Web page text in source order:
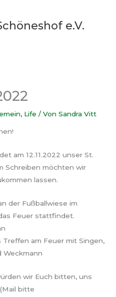
e.V.
, Life / VonSandra Vitt
am 12.11.2022 unser St.
Schreiben möchten wir
lassen.
der Fußballwiese im
Feuer stattfindet.
Treffen am Feuer mit Singen,
Weckmann
wir Euch bitten, uns
bitte